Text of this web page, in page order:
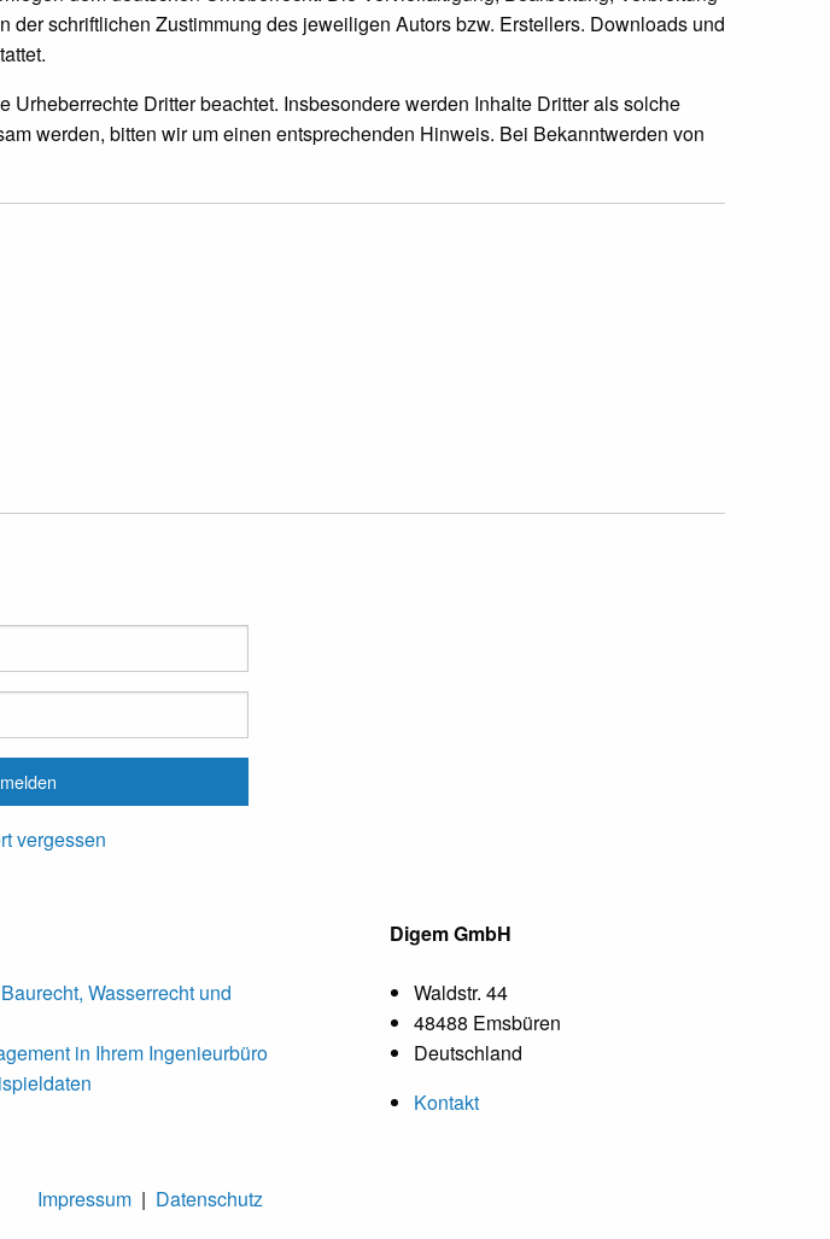
schriftlichen Zustimmung des jeweiligen Autors bzw. Erstellers. Downloads und
Dritter beachtet. Insbesondere werden Inhalte Dritter als solche
werden, bitten wir um einen entsprechenden Hinweis. Bei Bekanntwerden von
vergessen
Wasserrecht und
in Ihrem Ingenieurbüro
Digem GmbH
Waldstr. 44
48488 Emsbüren
Deutschland
Kontakt
Impressum | Datenschutz